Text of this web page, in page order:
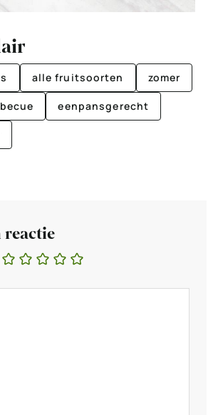
alle fruitsoorten zomer
eenpansgerecht
reactie